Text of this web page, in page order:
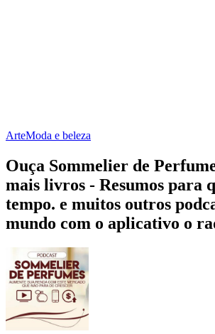
ArteModa e beleza
Ouça Sommelier de
mais livros - Resumos para
tempo. e muitos outros
mundo com o aplicativo o